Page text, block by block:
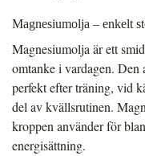
Magnesiumolja – enkelt
Magnesiumolja är ett
omtanke i vardagen. Den
perfekt efter träning, vid
del av kvällsrutinen.
kroppen använder för
energisättning.